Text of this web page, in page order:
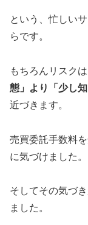
という、忙しい
らです。
もちろんリスク
態」より「少し知
近づきます。
売買委託手数料
に気づけました。
そしてその気づ
ました。